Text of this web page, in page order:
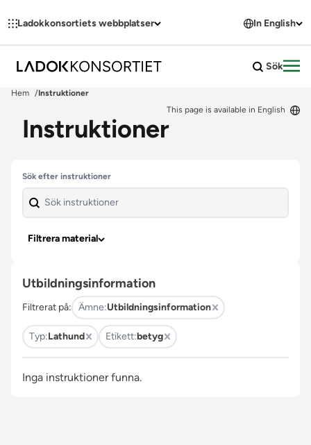
Ladokkonsortiets webbplatser In English
Sök
Hem
Instruktioner
This page is available in English
Instruktioner
Hoppa över filter
Sök efter instruktioner
Filtrera material
Utbildningsinformation
Filtrerat på: Ämne:Utbildningsinformation
Typ:Lathund Etikett:betyg
Inga instruktioner funna.